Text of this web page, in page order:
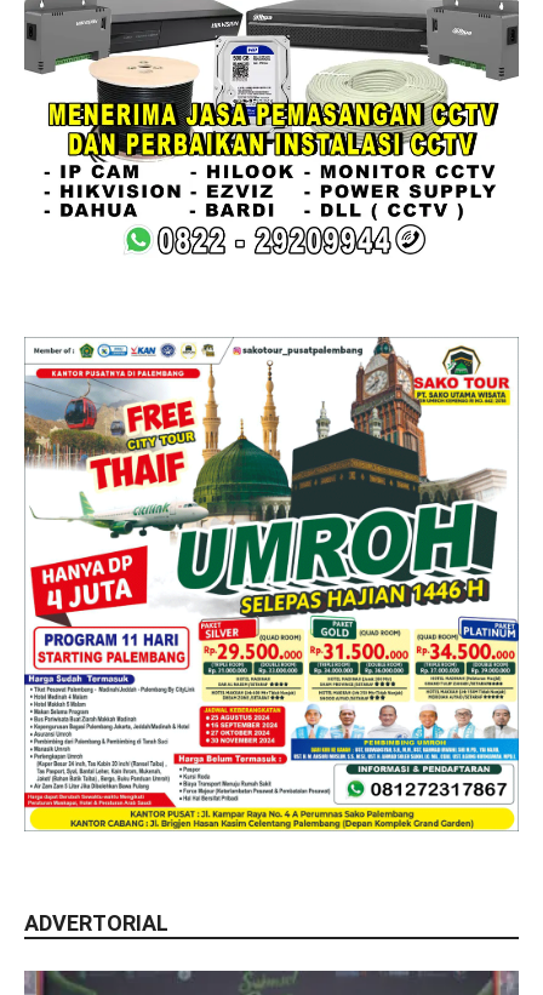
ADVERTORIAL